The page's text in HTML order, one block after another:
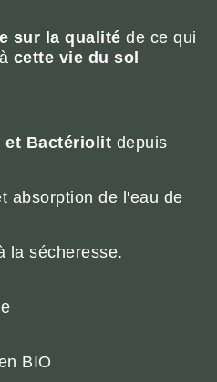
sur la qualité de ce qui
cette vie du sol
et Bactériolit depuis
absorption de l'eau de
la sécheresse.
BIO